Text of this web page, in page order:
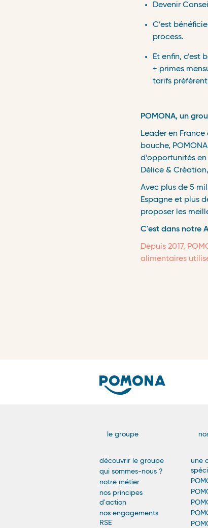
Devenir
C’est
process.
Et enfin,
+ primes
tarifs
POMONA, un
Leader en
bouche,
d’opportunités en
Délice & Création,
Avec plus de 5
Espagne et plus
proposer les
C'est dans notre
Depuis 2017,
alimentaires
-
Footer
le groupe
découvrir le groupe
qui sommes-nous ?
notre métier
nos principes
d'action
nos engagements
RSE
une